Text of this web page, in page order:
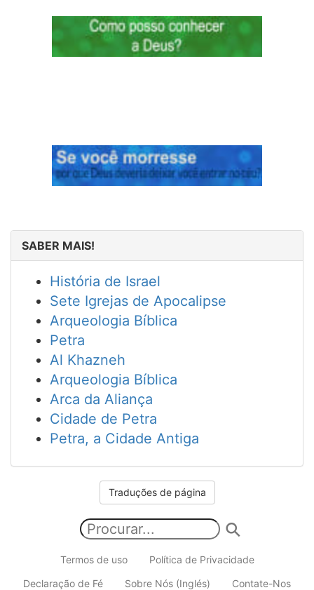
SABER MAIS!
História de Israel
Sete Igrejas de Apocalipse
Arqueologia Bíblica
Petra
Al Khazneh
Arqueologia Bíblica
Arca da Aliança
Cidade de Petra
Petra, a Cidade Antiga
Traduções de página
Termos de uso
Política de Privacidade
Declaração de Fé
Sobre Nós (Inglés) Contate-Nos